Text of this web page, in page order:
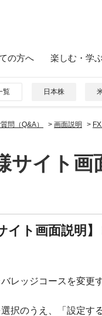
の方へ 楽しむ・学ぶ
覧 日本株
問（Q&A） > 画面説明 >
サイト
イト画面説明
レッジコースを変更
択のうえ、「設定す